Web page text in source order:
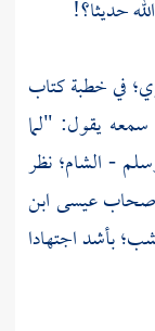
حديثا؟!
في خطبة كتاب
سمعه يقول: "لما
-الشام؛نظر
أصحابعيسى ابن
بأشد اجتهادا